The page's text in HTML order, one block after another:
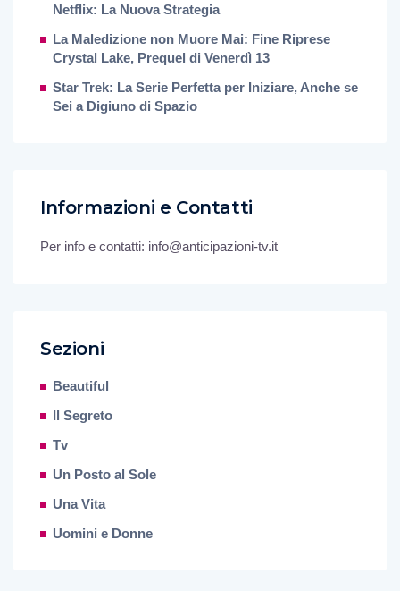
Netflix: La Nuova Strategia
La Maledizione non Muore Mai: Fine Riprese
Crystal Lake, Prequel di Venerdì 13
Star Trek: La Serie Perfetta per Iniziare, Anche se
Sei a Digiuno di Spazio
Informazioni e Contatti
Per info e contatti: info@anticipazioni-tv.it
Sezioni
Beautiful
Il Segreto
Tv
Un Posto al Sole
Una Vita
Uomini e Donne